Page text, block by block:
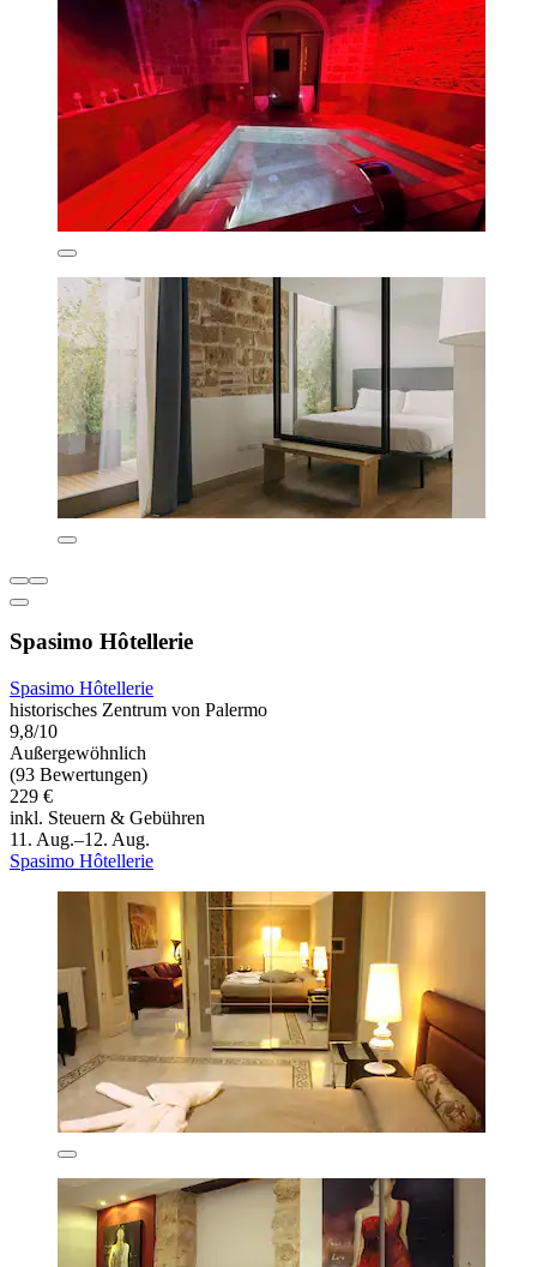
Spasimo Hôtellerie
Spasimo Hôtellerie
historisches Zentrum von Palermo
9,8/10
Außergewöhnlich
(93 Bewertungen)
229 €
inkl. Steuern & Gebühren
11. Aug.–12. Aug.
Spasimo Hôtellerie